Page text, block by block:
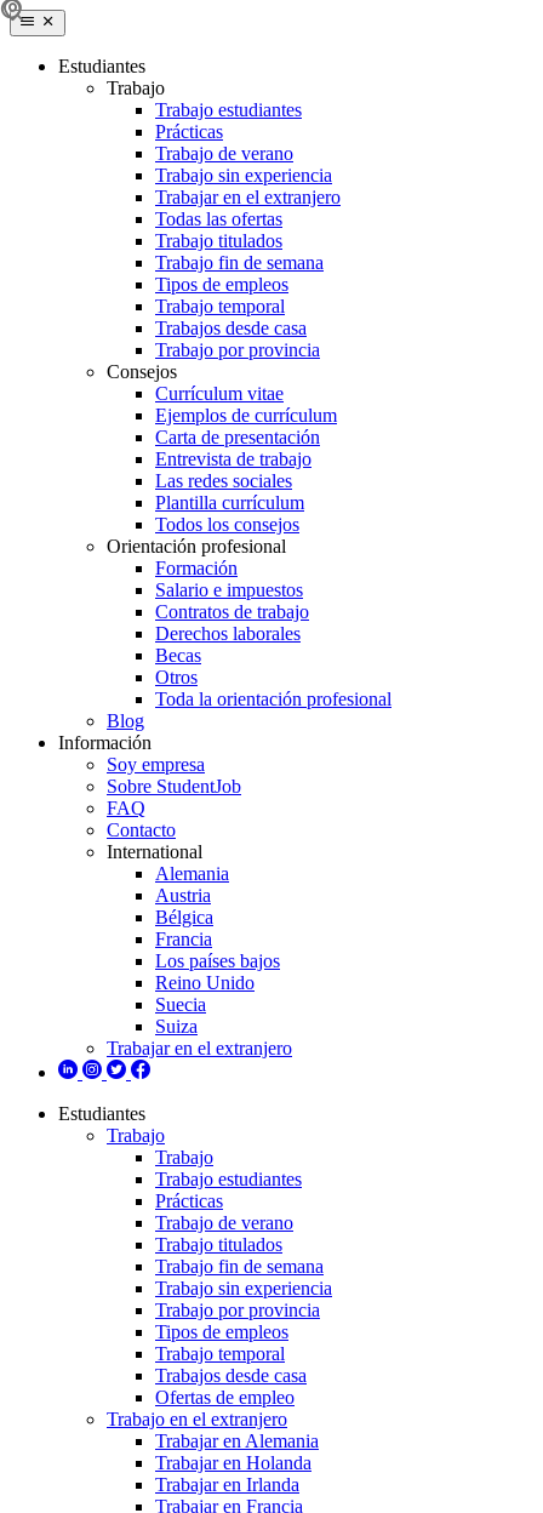
Estudiantes
Trabajo
Trabajo estudiantes
Prácticas
Trabajo de verano
Trabajo sin experiencia
Trabajar en el extranjero
Todas las ofertas
Trabajo titulados
Trabajo fin de semana
Tipos de empleos
Trabajo temporal
Trabajos desde casa
Trabajo por provincia
Consejos
Currículum vitae
Ejemplos de currículum
Carta de presentación
Entrevista de trabajo
Las redes sociales
Plantilla currículum
Todos los consejos
Orientación profesional
Formación
Salario e impuestos
Contratos de trabajo
Derechos laborales
Becas
Otros
Toda la orientación profesional
Blog
Información
Soy empresa
Sobre StudentJob
FAQ
Contacto
International
Alemania
Austria
Bélgica
Francia
Los países bajos
Reino Unido
Suecia
Suiza
Trabajar en el extranjero
Estudiantes
Trabajo
Trabajo
Trabajo estudiantes
Prácticas
Trabajo de verano
Trabajo titulados
Trabajo fin de semana
Trabajo sin experiencia
Trabajo por provincia
Tipos de empleos
Trabajo temporal
Trabajos desde casa
Ofertas de empleo
Trabajo en el extranjero
Trabajar en Alemania
Trabajar en Holanda
Trabajar en Irlanda
Trabajar en Francia